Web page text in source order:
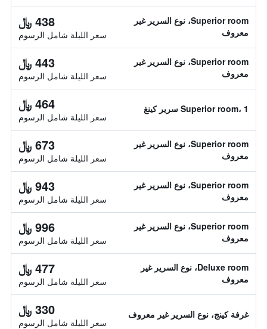
Superior room، نوع السرير غير
معروف
438 ﷼
سعر الليلة شامل الرسوم
Superior room، نوع السرير غير
معروف
443 ﷼
سعر الليلة شامل الرسوم
Superior room، 1 سرير كينغ 464 ﷼
سعر الليلة شامل الرسوم
Superior room، نوع السرير غير
معروف
673 ﷼
سعر الليلة شامل الرسوم
Superior room، نوع السرير غير
معروف
943 ﷼
سعر الليلة شامل الرسوم
Superior room، نوع السرير غير
معروف
996 ﷼
سعر الليلة شامل الرسوم
Deluxe room، نوع السرير غير
معروف
477 ﷼
سعر الليلة شامل الرسوم
غرفة كينج، نوع السرير غير معروف 330 ﷼
سعر الليلة شامل الرسوم